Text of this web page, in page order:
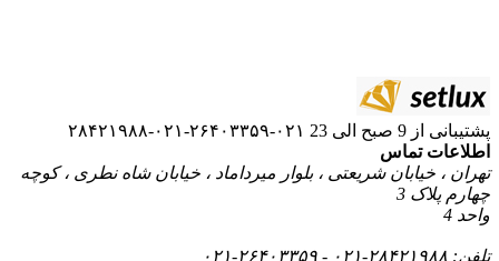
۰۲۱-۲۶۴۰۳۳۵۹-۰۲۱-۲۸۴۲۱۹۸۸
، بلوار میرداماد ، خیابان شاه نطری ، کوچه